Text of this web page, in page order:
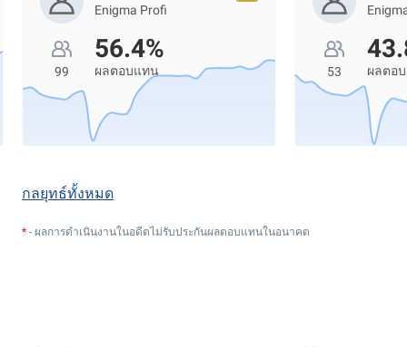
Enigma Profi
99
56.4%
ผลตอบแทน 53 ผลตอ
กลยุทธ์ทั้งหมด
* - ผลการดำเนินงานในอดีตไม่รับประกันผลตอบแทนในอนาคต